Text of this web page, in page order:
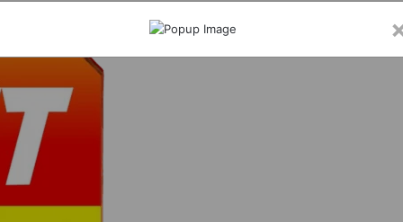
धमकी देने वाला युवक गिरफ्तार, हथियार बरामद